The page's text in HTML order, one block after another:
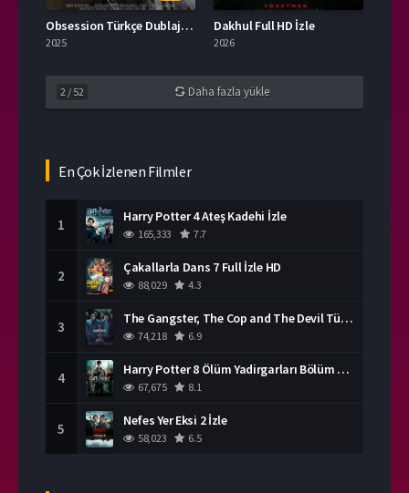
Obsession Türkçe Dublaj İzle
2025
Dakhul Full HD İzle
2026
2 / 52 Daha fazla yükle
En Çok İzlenen Filmler
1 Harry Potter 4 Ateş Kadehi İzle
165,333 7.7
2 Çakallarla Dans 7 Full İzle HD
88,029 4.3
3 The Gangster, The Cop and The Devil Türkçe Dublaj İzle
74,218 6.9
4 Harry Potter 8 Ölüm Yadirgarları Bölüm 2 İzle
67,675 8.1
5 Nefes Yer Eksi 2 İzle
58,023 6.5